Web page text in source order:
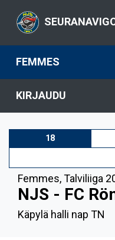
FEMMES
KIRJAUDU
18
Femmes,Talviliiga
NJS - FC
Käpylä halli nap TN